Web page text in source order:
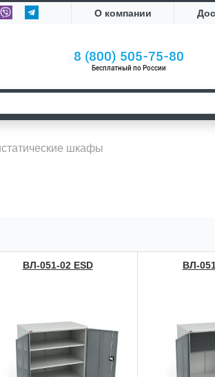
О компании
8 (800) 505-75-80
Бесплатный по России
шкафы
ВЛ-051-02 ESD ВЛ-